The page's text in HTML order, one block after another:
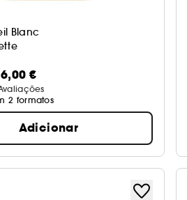
Blanc
€
2 formatos
Adicionar